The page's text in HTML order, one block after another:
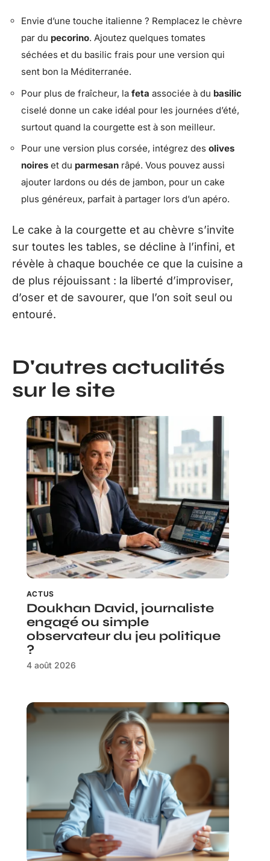
Envie d’une touche italienne ? Remplacez le chèvre
par du pecorino. Ajoutez quelques tomates
séchées et du basilic frais pour une version qui
sent bon la Méditerranée.
Pour plus de fraîcheur, la feta associée à du basilic
ciselé donne un cake idéal pour les journées d’été,
surtout quand la courgette est à son meilleur.
Pour une version plus corsée, intégrez des olives
noires et du parmesan râpé. Vous pouvez aussi
ajouter lardons ou dés de jambon, pour un cake
plus généreux, parfait à partager lors d’un apéro.
Le cake à la courgette et au chèvre s’invite
sur toutes les tables, se décline à l’infini, et
révèle à chaque bouchée ce que la cuisine a
de plus réjouissant : la liberté d’improviser,
d’oser et de savourer, que l’on soit seul ou
entouré.
D'autres actualités
sur le site
ACTUS
Doukhan David, journaliste
engagé ou simple
observateur du jeu politique
?
4 août 2026